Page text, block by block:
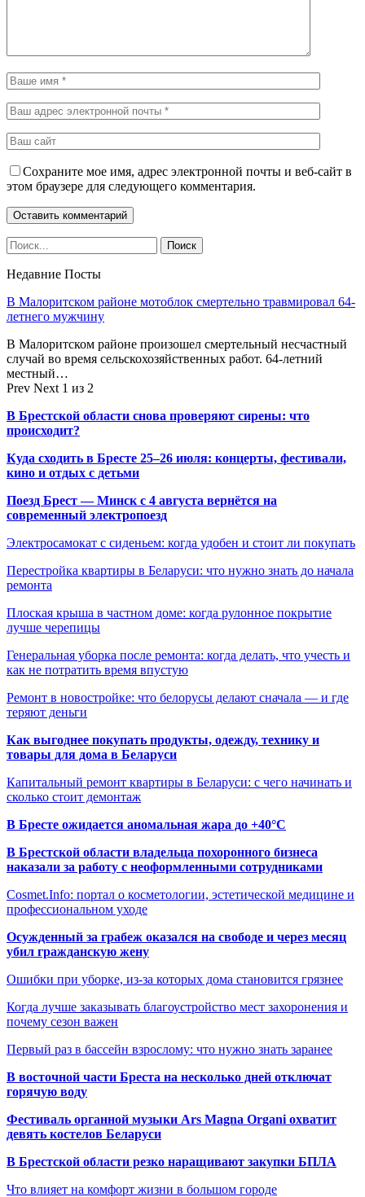
Сохраните мое имя, адрес электронной почты и веб-сайт в
этом браузере для следующего комментария.
Недавние Посты
В Малоритском районе мотоблок смертельно травмировал 64-
летнего мужчину
В Малоритском районе произошел смертельный несчастный
случай во время сельскохозяйственных работ. 64-летний
местный…
Prev Next 1 из 2
В Брестской области снова проверяют сирены: что
происходит?
Куда сходить в Бресте 25–26 июля: концерты, фестивали,
кино и отдых с детьми
Поезд Брест — Минск с 4 августа вернётся на
современный электропоезд
Электросамокат с сиденьем: когда удобен и стоит ли покупать
Перестройка квартиры в Беларуси: что нужно знать до начала
ремонта
Плоская крыша в частном доме: когда рулонное покрытие
лучше черепицы
Генеральная уборка после ремонта: когда делать, что учесть и
как не потратить время впустую
Ремонт в новостройке: что белорусы делают сначала — и где
теряют деньги
Как выгоднее покупать продукты, одежду, технику и
товары для дома в Беларуси
Капитальный ремонт квартиры в Беларуси: с чего начинать и
сколько стоит демонтаж
В Бресте ожидается аномальная жара до +40°C
В Брестской области владельца похоронного бизнеса
наказали за работу с неоформленными сотрудниками
Cosmet.Info: портал о косметологии, эстетической медицине и
профессиональном уходе
Осужденный за грабеж оказался на свободе и через месяц
убил гражданскую жену
Ошибки при уборке, из-за которых дома становится грязнее
Когда лучше заказывать благоустройство мест захоронения и
почему сезон важен
Первый раз в бассейн взрослому: что нужно знать заранее
В восточной части Бреста на несколько дней отключат
горячую воду
Фестиваль органной музыки Ars Magna Organi охватит
девять костелов Беларуси
В Брестской области резко наращивают закупки БПЛА
Что влияет на комфорт жизни в большом городе